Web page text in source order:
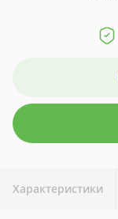
Характеристики